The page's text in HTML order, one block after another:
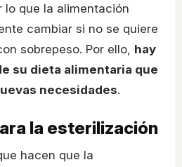
lo que la alimentación
cambiar si no se quiere
sobrepeso. Por ello, hay
su dieta alimentaria que
necesidades.
la esterilización
hacen que la